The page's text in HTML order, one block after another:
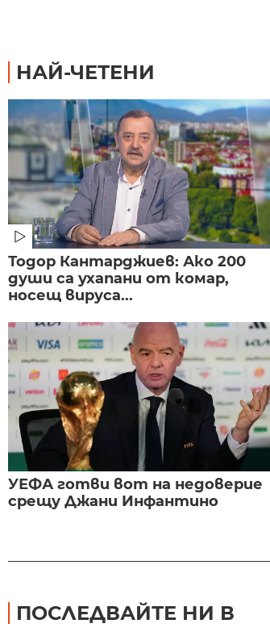
НАЙ-ЧЕТЕНИ
Тодор Кантарджиев: Ако 200
души са ухапани от комар,
носещ вируса...
УЕФА готви вот на недоверие
срещу Джани Инфантино
ПОСЛЕДВАЙТЕ НИ В